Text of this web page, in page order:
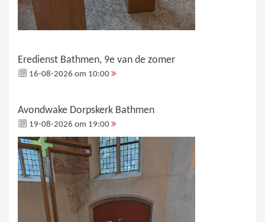
Eredienst Bathmen, 9e van de zomer
16-08-2026 om 10:00
Avondwake Dorpskerk Bathmen
19-08-2026 om 19:00